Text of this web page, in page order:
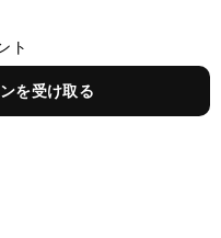
ト
を受け取る